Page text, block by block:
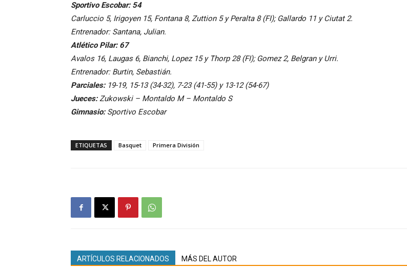
Sportivo Escobar: 54
Carluccio 5, Irigoyen 15, Fontana 8, Zuttion 5 y Peralta 8 (FI); Gallardo 11 y Ciutat 2.
Entrenador: Santana, Julian.
Atlético Pilar: 67
Avalos 16, Laugas 6, Bianchi, Lopez 15 y Thorp 28 (FI); Gomez 2, Belgran y Urri.
Entrenador: Burtin, Sebastián.
Parciales:19-19, 15-13 (34-32), 7-23 (41-55) y 13-12 (54-67)
Jueces:Zukowski – Montaldo M – Montaldo S
Gimnasio:Sportivo Escobar
ETIQUETAS Basquet Primera División
ARTÍCULOS RELACIONADOS MÁS DEL AUTOR